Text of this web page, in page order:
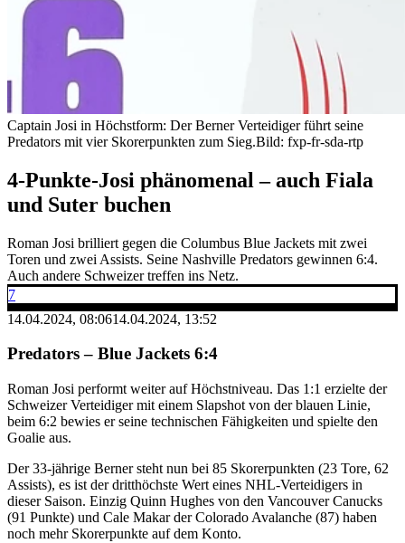
Captain Josi in Höchstform: Der Berner Verteidiger führt seine
Predators mit vier Skorerpunkten zum Sieg.Bild: fxp-fr-sda-rtp
4-Punkte-Josi phänomenal – auch Fiala
und Suter buchen
Roman Josi brilliert gegen die Columbus Blue Jackets mit zwei
Toren und zwei Assists. Seine Nashville Predators gewinnen 6:4.
Auch andere Schweizer treffen ins Netz.
7
14.04.2024, 08:0614.04.2024, 13:52
Predators – Blue Jackets 6:4
Roman Josi performt weiter auf Höchstniveau. Das 1:1 erzielte der
Schweizer Verteidiger mit einem Slapshot von der blauen Linie,
beim 6:2 bewies er seine technischen Fähigkeiten und spielte den
Goalie aus.
Der 33-jährige Berner steht nun bei 85 Skorerpunkten (23 Tore, 62
Assists), es ist der dritthöchste Wert eines NHL-Verteidigers in
dieser Saison. Einzig Quinn Hughes von den Vancouver Canucks
(91 Punkte) und Cale Makar der Colorado Avalanche (87) haben
noch mehr Skorerpunkte auf dem Konto.